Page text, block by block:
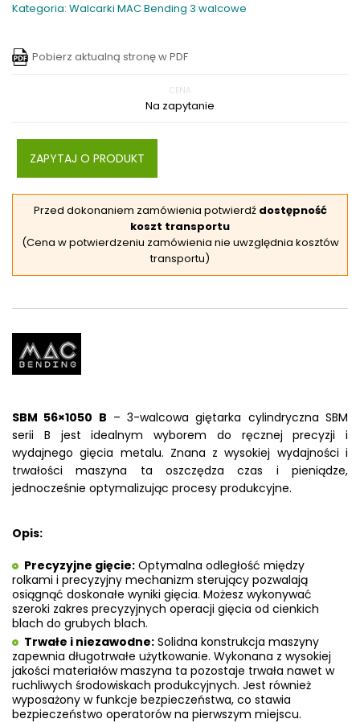
Kategoria: Walcarki MAC Bending 3 walcowe
Pobierz aktualną stronę w PDF
CENA
Na zapytanie
ZAPYTAJ O PRODUKT
Przed dokonaniem zamówienia potwierdź dostępność
koszt transportu
(Cena w potwierdzeniu zamówienia nie uwzględnia kosztów
transportu)
SBM 56×1050 B – 3-walcowa giętarka cylindryczna SBM
serii B jest idealnym wyborem do ręcznej precyzji i
wydajnego gięcia metalu. Znana z wysokiej wydajności i
trwałości maszyna ta oszczędza czas i pieniądze,
jednocześnie optymalizując procesy produkcyjne.
Opis:
Precyzyjne gięcie: Optymalna odległość między
rolkami i precyzyjny mechanizm sterujący pozwalają
osiągnąć doskonałe wyniki gięcia. Możesz wykonywać
szeroki zakres precyzyjnych operacji gięcia od cienkich
blach do grubych blach.
Trwałe i niezawodne: Solidna konstrukcja maszyny
zapewnia długotrwałe użytkowanie. Wykonana z wysokiej
jakości materiałów maszyna ta pozostaje trwała nawet w
ruchliwych środowiskach produkcyjnych. Jest również
wyposażony w funkcje bezpieczeństwa, co stawia
bezpieczeństwo operatorów na pierwszym miejscu.